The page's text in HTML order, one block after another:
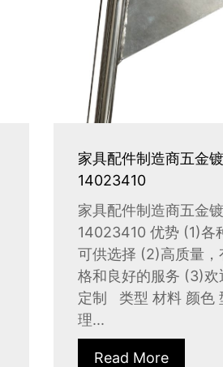
家具配件制造商五金
14023410
家具配件制造商五金
14023410 优势 (1)各
可供选择 (2)高质量，
格和良好的服务 (3)欢
定制 类型 材料 颜色
理...
Read More